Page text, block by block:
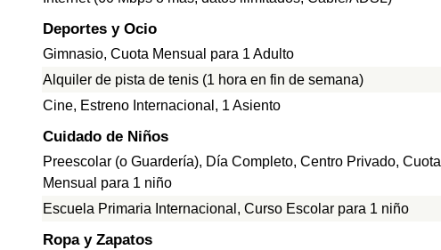
Deportes y Ocio
Gimnasio, Cuota Mensual para 1 Adulto
Alquiler de pista de tenis (1 hora en fin de semana)
Cine, Estreno Internacional, 1 Asiento
Cuidado de Niños
Preescolar (o Guardería), Día Completo, Centro Privado, Cuota
Mensual para 1 niño
Escuela Primaria Internacional, Curso Escolar para 1 niño
Ropa y Zapatos